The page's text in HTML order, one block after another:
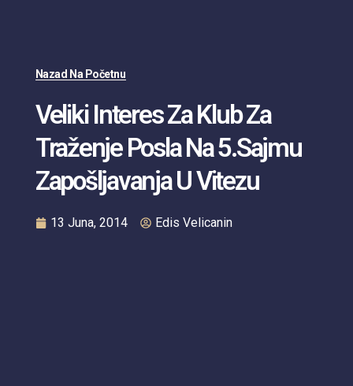
Nazad Na Početnu
Veliki Interes Za Klub Za
Traženje Posla Na 5.sajmu
Zapošljavanja U Vitezu
13 Juna, 2014 Edis Velicanin